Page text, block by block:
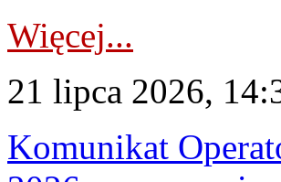
Więcej...
21 lipca 2026,
Komunikat